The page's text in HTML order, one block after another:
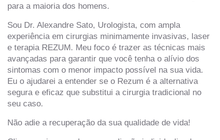
para a maioria dos homens.
Sou Dr. Alexandre Sato, Urologista, com ampla
experiência em cirurgias minimamente invasivas, laser
e terapia REZUM. Meu foco é trazer as técnicas mais
avançadas para garantir que você tenha o alívio dos
sintomas com o menor impacto possível na sua vida.
Eu o ajudarei a entender se o Rezum é a alternativa
segura e eficaz que substitui a cirurgia tradicional no
seu caso.
Não adie a recuperação da sua qualidade de vida!